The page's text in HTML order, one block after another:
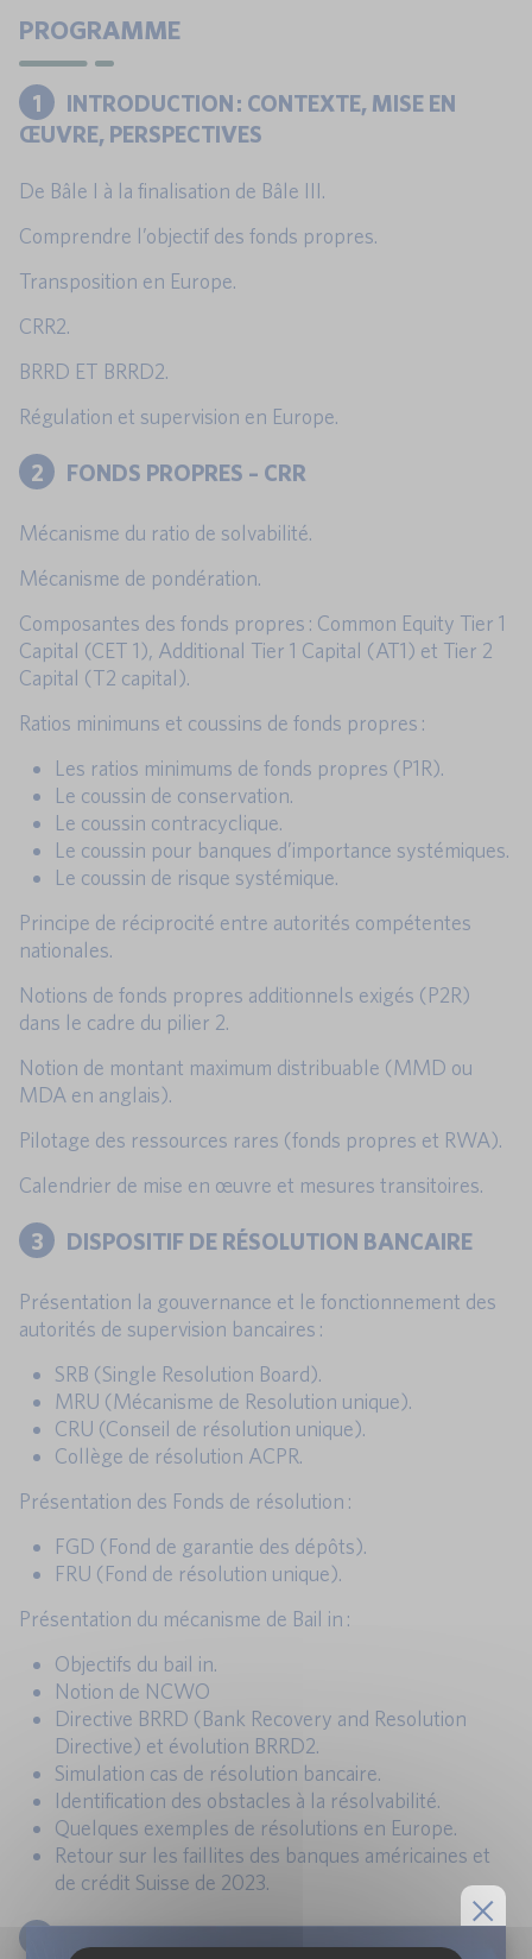
PROGRAMME
1
INTRODUCTION : CONTEXTE, MISE EN
ŒUVRE, PERSPECTIVES
De Bâle I à la finalisation de Bâle III.
Comprendre l’objectif des fonds propres.
Transposition en Europe.
CRR2.
BRRD ET BRRD2.
Régulation et supervision en Europe.
2 FONDS PROPRES – CRR
Mécanisme du ratio de solvabilité.
Mécanisme de pondération.
Composantes des fonds propres : Common Equity Tier 1
Capital (CET 1), Additional Tier 1 Capital (AT1) et Tier 2
Capital (T2 capital).
Ratios minimuns et coussins de fonds propres :
Les ratios minimums de fonds propres (P1R).
Le coussin de conservation.
Le coussin contracyclique.
Le coussin pour banques d’importance systémiques.
Le coussin de risque systémique.
Principe de réciprocité entre autorités compétentes
nationales.
Notions de fonds propres additionnels exigés (P2R)
dans le cadre du pilier 2.
Notion de montant maximum distribuable (MMD ou
MDA en anglais).
Pilotage des ressources rares (fonds propres et RWA).
Calendrier de mise en œuvre et mesures transitoires.
3 DISPOSITIF DE RÉSOLUTION BANCAIRE
Présentation la gouvernance et le fonctionnement des
autorités de supervision bancaires :
SRB (Single Resolution Board).
MRU (Mécanisme de Resolution unique).
CRU (Conseil de résolution unique).
Collège de résolution ACPR.
Présentation des Fonds de résolution :
FGD (Fond de garantie des dépôts).
FRU (Fond de résolution unique).
Présentation du mécanisme de Bail in :
Objectifs du bail in.
Notion de NCWO
Directive BRRD (Bank Recovery and Resolution
Directive) et évolution BRRD2.
Simulation cas de résolution bancaire.
Identification des obstacles à la résolvabilité.
Quelques exemples de résolutions en Europe.
Retour sur les faillites des banques américaines et
de crédit Suisse de 2023.